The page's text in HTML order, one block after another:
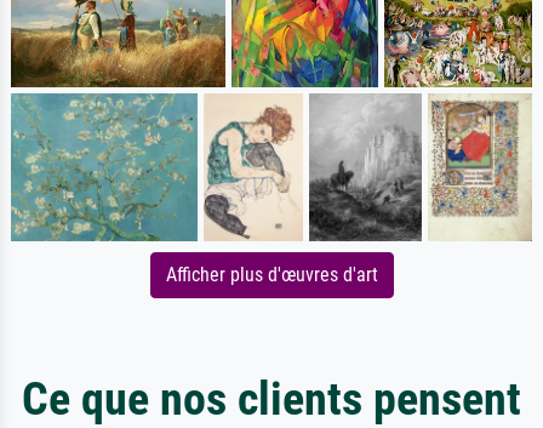
Afficher plus d'œuvres d'art
Ce que nos clients pensent